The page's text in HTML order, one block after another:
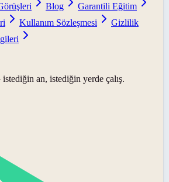
Blog
Garantili Eğitim
Kullanım Sözleşmesi
Gizlilik
an, istediğin yerde çalış.